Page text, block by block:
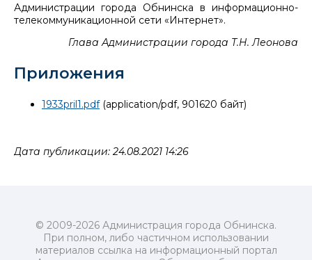
Администрации города Обнинска в информационно-
телекоммуникационной сети «Интернет».
Глава Администрации города Т.Н. Леонова
Приложения
1933pril1.pdf(application/pdf, 901620 байт)
Дата публикации: 24.08.2021 14:26
© 2009-2026 Администрация города Обнинска.
При полном, либо частичном использовании
материалов ссылка на информационный портал